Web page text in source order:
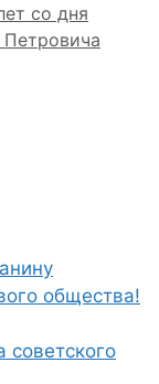
со дня
общества!
советского